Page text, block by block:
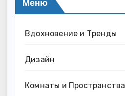
Меню
Вдохновение и Тренды
Дизайн
Комнаты и Пространства